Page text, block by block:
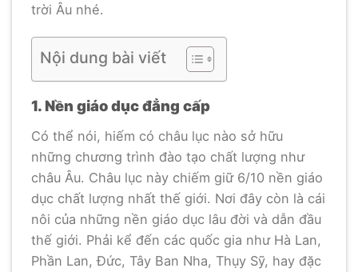
trời Âu nhé.
Nội dung bài viết
1. Nền giáo dục đẳng cấp
Có thể nói, hiếm có châu lục nào sở hữu
những chương trình đào tạo chất lượng như
châu Âu. Châu lục này chiếm giữ 6/10 nền giáo
dục chất lượng nhất thế giới. Nơi đây còn là cái
nôi của những nền giáo dục lâu đời và dẫn đầu
thế giới. Phải kể đến các quốc gia như Hà Lan,
Phần Lan, Đức, Tây Ban Nha, Thụy Sỹ, hay đặc